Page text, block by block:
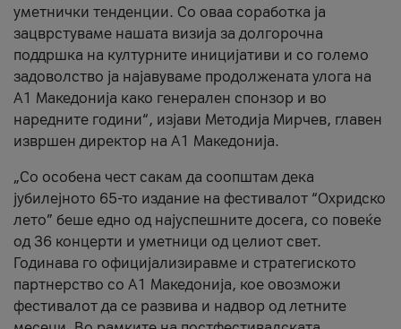
уметнички тенденции. Со оваа соработка ја
зацврстуваме нашата визија за долгорочна
поддршка на културните иницијативи и со големо
задоволство ја најавуваме продолжената улога на
A1 Македонија како генерален спонзор и во
наредните години“, изјави Методија Мирчев, главен
извршен директор на A1 Македонија.
„Со особена чест сакам да соопштам дека
јубилејното 65-то издание на фестивалот “Охридско
лето” беше едно од најуспешните досега, со повеќе
од 36 концерти и уметници од целиот свет.
Годинава го официјализиравме и стратегиското
партнерство со А1 Македонија, кое овозможи
фестивалот да се развива и надвор од летните